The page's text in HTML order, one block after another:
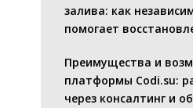
залива: как
помогает
Преимущества и
платформы Codi.su:
через консалтинг и